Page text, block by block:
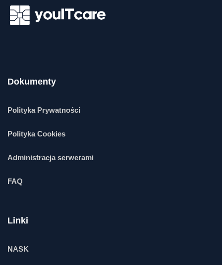
Dokumenty
Polityka Prywatności
Polityka Cookies
Administracja serwerami
FAQ
Linki
NASK